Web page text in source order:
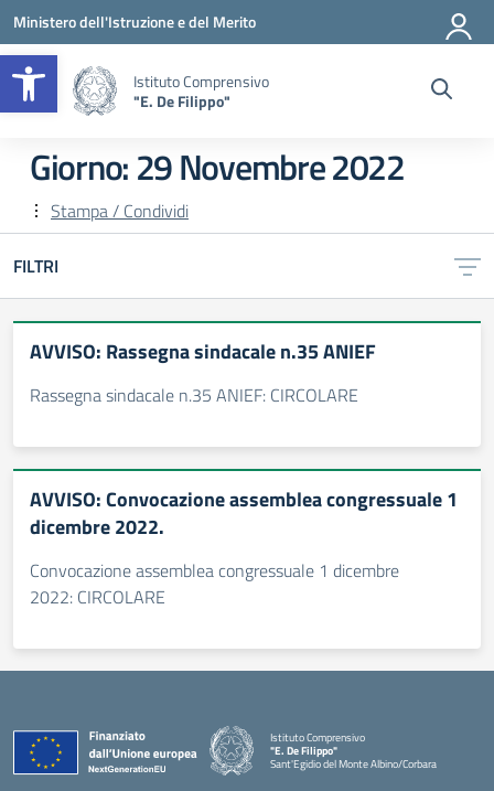
Apri la barra degli strumenti
Vai ai contenuti
Vai al menu di navigazione
Vai al footer
Ministero dell'Istruzione e del Merito
Istituto Comprensivo
"E. De Filippo"
Giorno:29 Novembre 2022
Stampa / Condividi
FILTRI
AVVISO: Rassegna sindacale n.35 ANIEF
Rassegna sindacale n.35 ANIEF: CIRCOLARE
AVVISO: Convocazione assemblea congressuale 1
dicembre 2022.
Convocazione assemblea congressuale 1 dicembre
2022: CIRCOLARE
Istituto Comprensivo
"E. De Filippo"
Sant'Egidio del Monte Albino/Corbara